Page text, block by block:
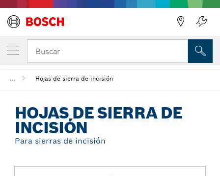
Buscar
... Hojas de sierra de incisión
HOJAS DE SIERRA DE
INCISIÓN
Para sierras de incisión
TU VARIANTE SELECCIONADA
Hojas de sierra de incisión